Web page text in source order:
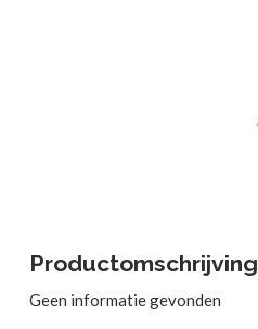
Productomschrijving
Geen informatie gevonden